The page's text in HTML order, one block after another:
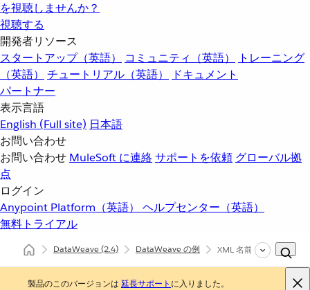
を視聴しませんか？
視聴する
開発者リソース
スタートアップ（英語）
コミュニティ（英語）
トレーニング
（英語）
チュートリアル（英語）
ドキュメント
パートナー
表示言語
English (Full site) 日本語
お問い合わせ
お問い合わせ MuleSoft に連絡サポートを依頼 グローバル拠
点
ログイン
Anypoint Platform（英語） ヘルプセンター（英語）
無料トライアル
DataWeave(2.4) DataWeave の例 XML 名前空間を含める
製品のこのバージョンは 延長サポート に入りました。